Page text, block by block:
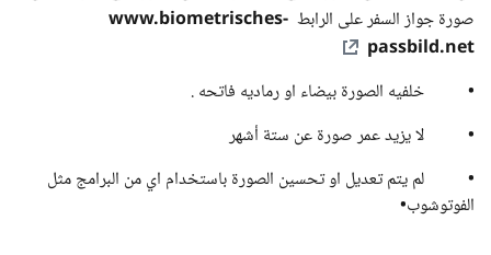
صورة جواز السفر على الرابط www.biometrisches-
passbild.net
• خلفيه الصورة بيضاء او رماديه فاتحه .
• لا يزيد عمر صورة عن ستة أشهر
• لم يتم تعديل او تحسين الصورة باستخدام اي من البرامج مثل
الفوتوشوب•